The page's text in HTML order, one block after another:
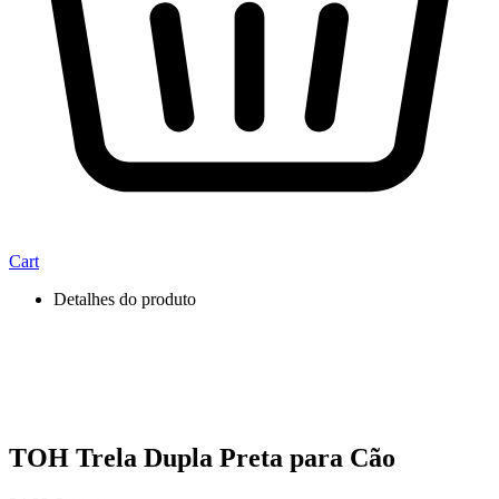
Cart
Detalhes do produto
TOH Trela Dupla Preta para Cão